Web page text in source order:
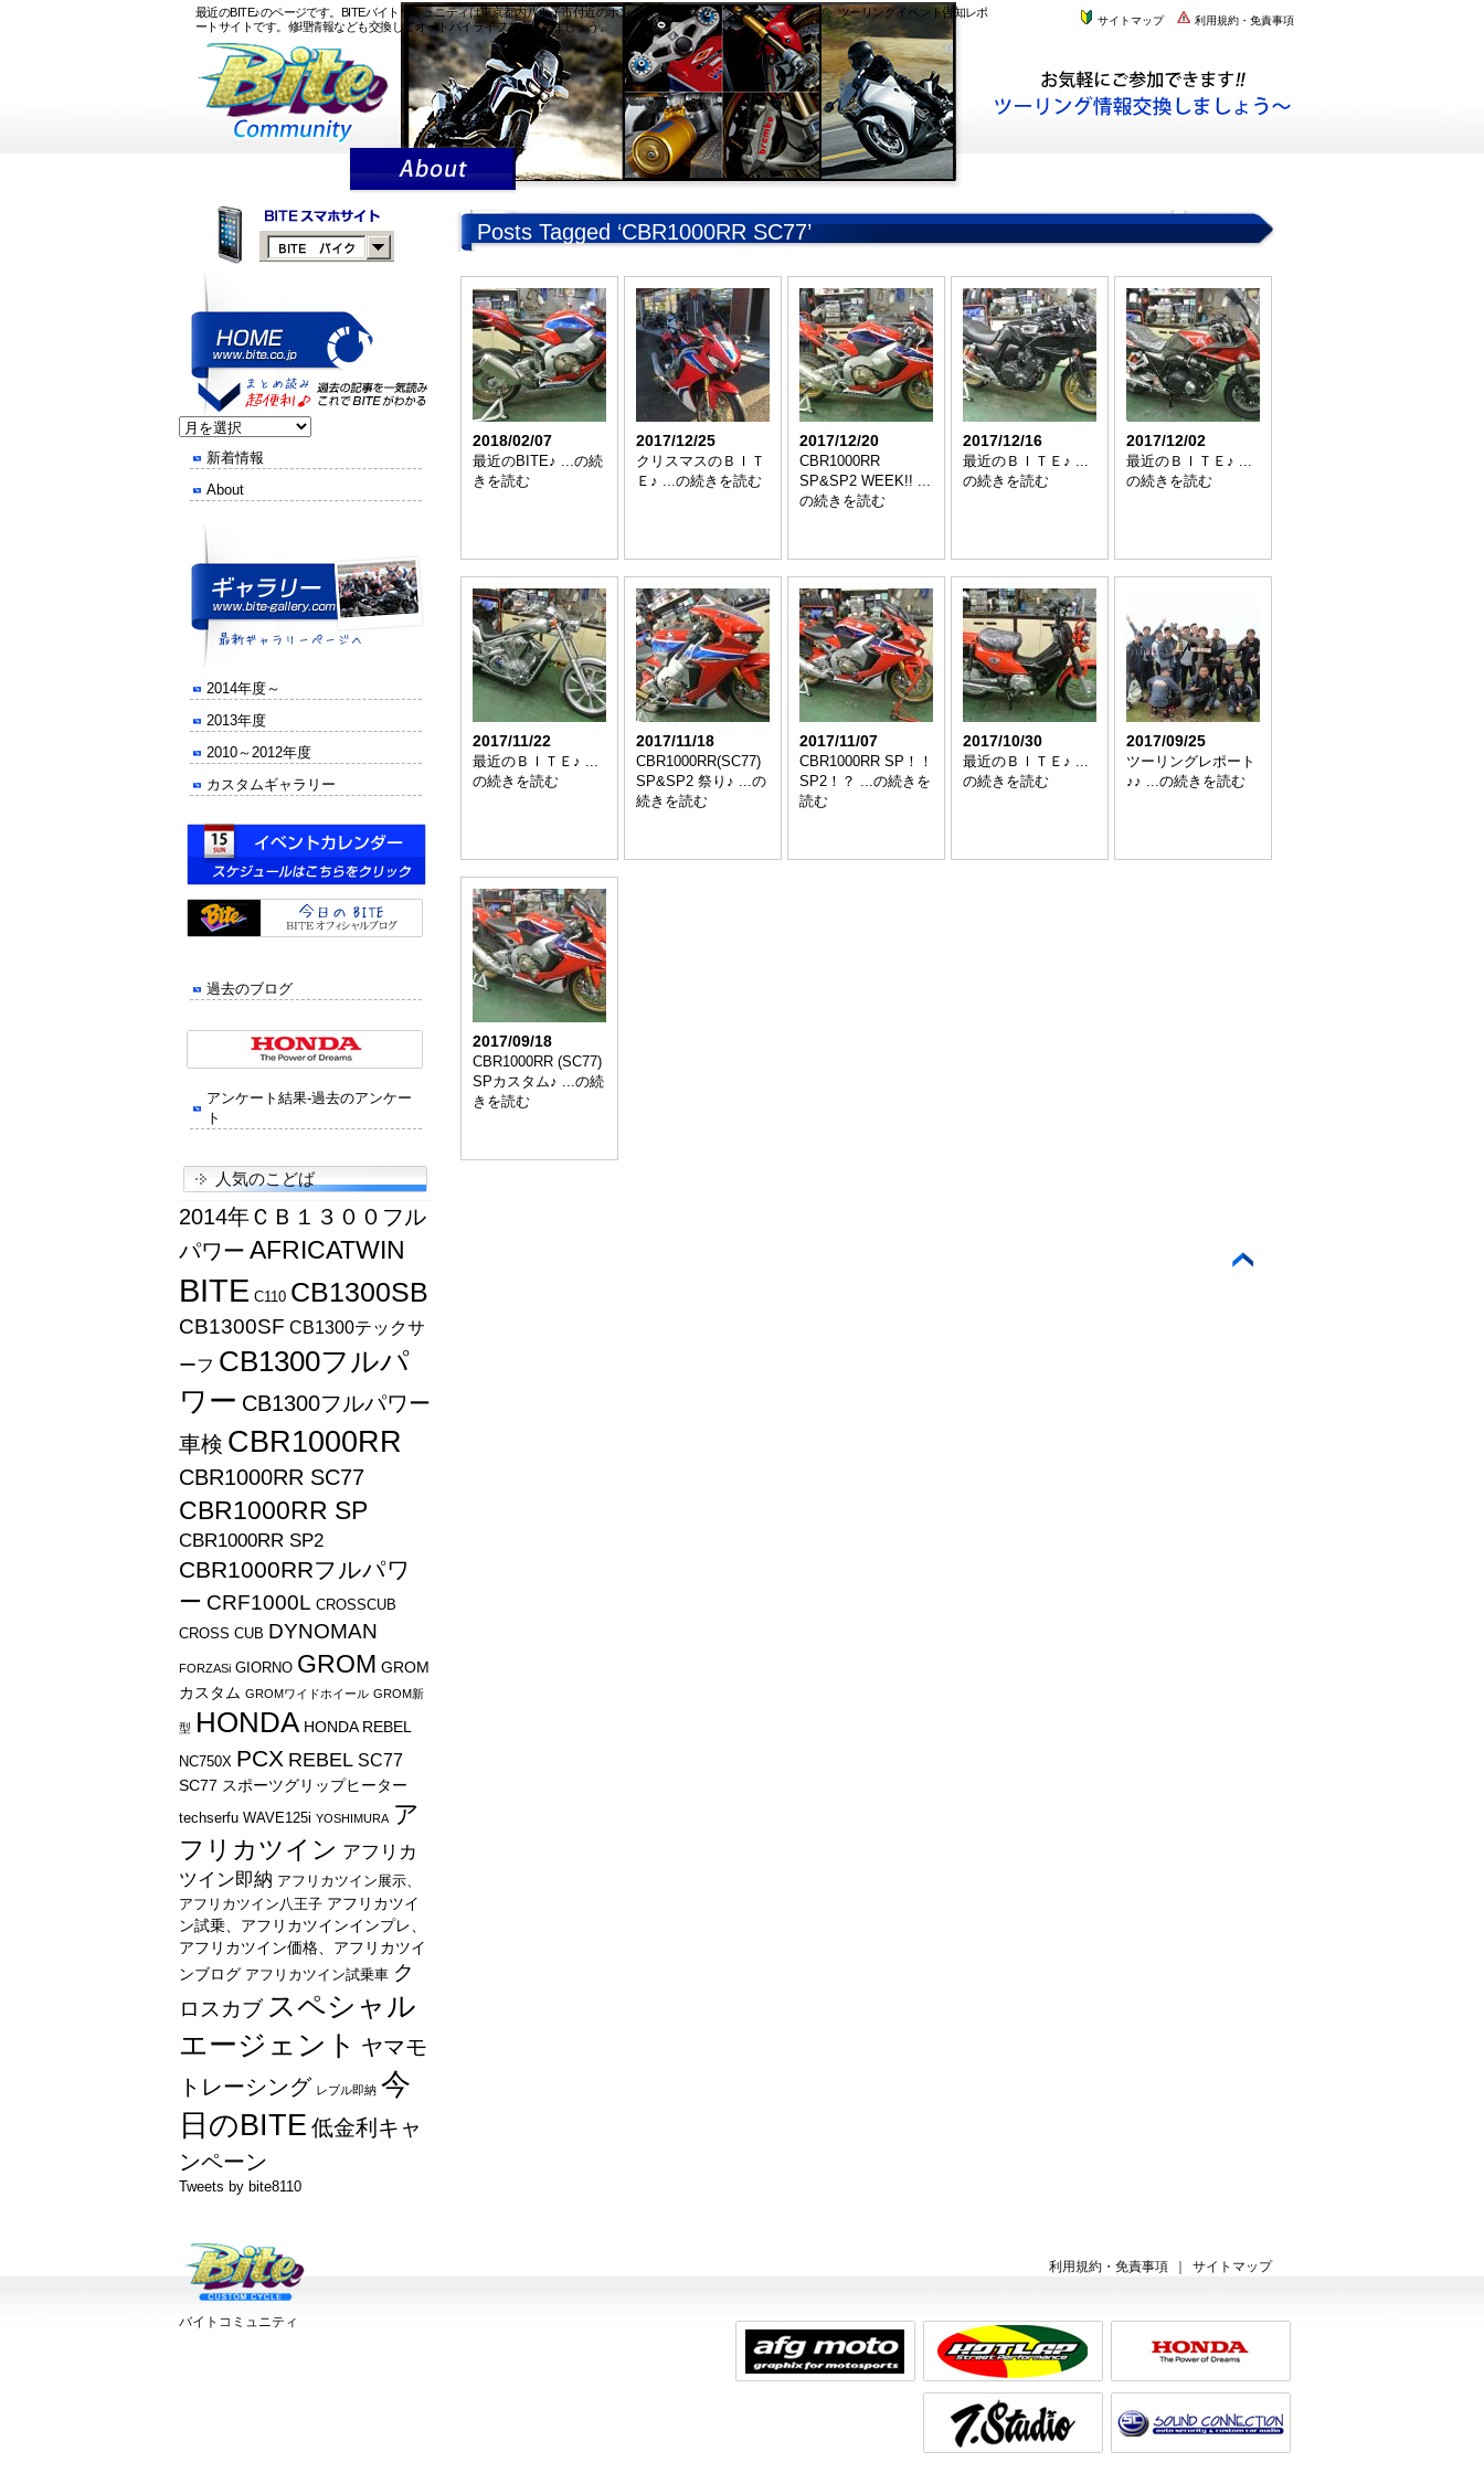
最近のBITE♪のページです。BITEバイトコミュニティは東京都内八王子市付近のホンダバイク・スクーターのミーティング、ツーリングイベント告知レポ
ートサイトです。修理情報なども交換してオートバイライフを楽しみましょう。
利用規約・免責事項
サイトマップ
Posts Tagged ‘CBR1000RR SC77’
2018/02/07
最近のBITE♪ ...の続
きを読む
2017/12/25
クリスマスのＢＩＴ
Ｅ♪ ...の続きを読む
2017/12/20
CBR1000RR
SP&SP2 WEEK!! ...
の続きを読む
2017/12/16
最近のＢＩＴＥ♪ ...
の続きを読む
2017/12/02
最近のＢＩＴＥ♪ ...
の続きを読む
2017/11/22
最近のＢＩＴＥ♪ ...
の続きを読む
2017/11/18
CBR1000RR(SC77)
SP&SP2 祭り♪ ...の
続きを読む
2017/11/07
CBR1000RR SP！！
SP2！？ ...の続きを
読む
2017/10/30
最近のＢＩＴＥ♪ ...
の続きを読む
2017/09/25
ツーリングレポート
♪♪ ...の続きを読む
2017/09/18
CBR1000RR (SC77)
SPカスタム♪ ...の続
きを読む
新着情報
About
2014年度～
2013年度
2010～2012年度
カスタムギャラリー
過去のブログ
アンケート結果-過去のアンケー
ト
人気のこどば
2014年ＣＢ１３００フル
パワー AFRICATWIN
BITE C110 CB1300SB
CB1300SF CB1300テックサ
ーフ CB1300フルパ
ワー CB1300フルパワー
車検 CBR1000RR
CBR1000RR SC77
CBR1000RR SP
CBR1000RR SP2
CBR1000RRフルパワ
ー CRF1000L CROSSCUB
CROSS CUB DYNOMAN
FORZASi GIORNO GROM GROM
カスタム GROMワイドホイール GROM新
型 HONDA HONDA REBEL
NC750X PCX REBEL SC77
SC77 スポーツグリップヒーター
techserfu WAVE125i YOSHIMURA ア
フリカツイン アフリカ
ツイン即納 アフリカツイン展示、
アフリカツイン八王子 アフリカツイ
ン試乗、アフリカツインインプレ、
アフリカツイン価格、アフリカツイ
ンブログ アフリカツイン試乗車 ク
ロスカブ スペシャル
エージェント ヤマモ
トレーシング レブル即納 今
日のBITE 低金利キャ
ンペーン
Tweets by bite8110
バイトコミュニティ
サイトマップ
利用規約・免責事項